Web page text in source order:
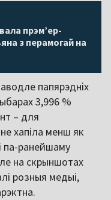
прэм’ер-
з перамогай на
папярэдніх
3,996 %
– для
хапіла менш як
па-ранейшаму
на скрыншотах
розныя медыі,